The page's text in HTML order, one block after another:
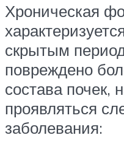
Хроническая
скрытым
повреждено
состава почек,
проявляться
заболевания: